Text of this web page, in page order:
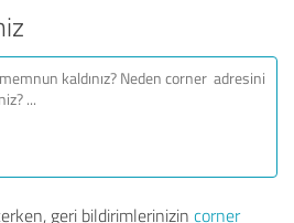
geri bildirimlerinizin corner